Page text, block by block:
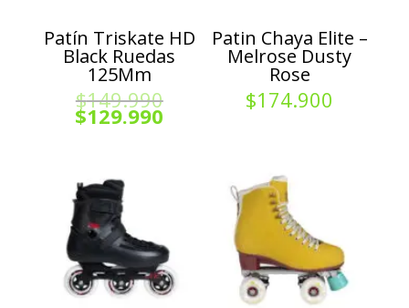
Patín Triskate HD
Black Ruedas
125Mm
$149.990Elprecio
original
$129.990
Patin Chaya Elite –
Melrose Dusty
Rose
$174.900